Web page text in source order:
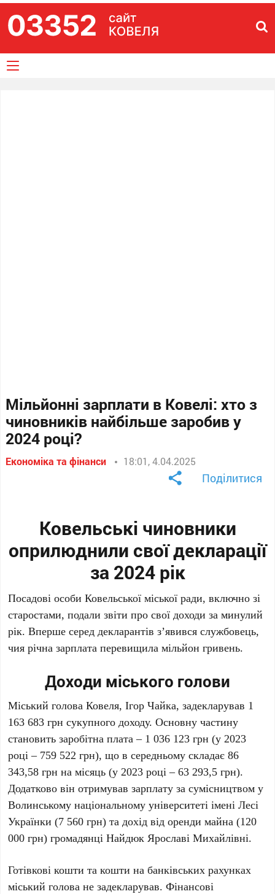
Мільйонні зарплати в Ковелі: хто з
чиновників найбільше заробив у
2024 році?
Економіка та фінанси 18:01, 4.04.2025
Поділитися
Ковельські чиновники
оприлюднили свої декларації
за 2024 рік
Посадові особи Ковельської міської ради, включно зі
старостами, подали звіти про свої доходи за минулий
рік. Вперше серед декларантів з’явився службовець,
чия річна зарплата перевищила мільйон гривень.
Доходи міського голови
Міський голова Ковеля, Ігор Чайка, задекларував 1
163 683 грн сукупного доходу. Основну частину
становить заробітна плата – 1 036 123 грн (у 2023
році – 759 522 грн), що в середньому складає 86
343,58 грн на місяць (у 2023 році – 63 293,5 грн).
Додатково він отримував зарплату за сумісництвом у
Волинському національному університеті імені Лесі
Українки (7 560 грн) та дохід від оренди майна (120
000 грн) громадянці Найдюк Ярославі Михайлівні.
Готівкові кошти та кошти на банківських рахунках
міський голова не задекларував. Фінансові